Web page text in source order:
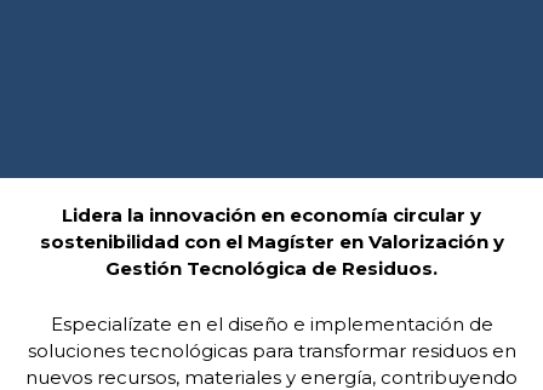
Lidera la innovación en economía circular y
sostenibilidad con el Magíster en Valorización y
Gestión Tecnológica de Residuos.
Especialízate en el diseño e implementación de
soluciones tecnológicas para transformar residuos en
nuevos recursos, materiales y energía, contribuyendo